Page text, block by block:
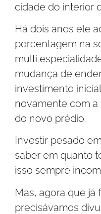
cidade do interior
Há dois anos ele
porcentagem na
multi
mudança de
investimento
novamente com a
do novo prédio.
Investir pesado
saber em quanto
isso sempre
Mas, agora que já
precisávamos